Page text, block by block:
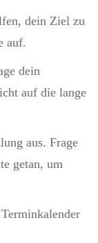
dein Ziel zu
auf.
dein
auf die lange
aus. Frage
getan, um